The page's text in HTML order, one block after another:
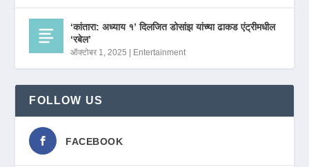
‘कांतारा: अध्याय १’ दिलजित डोसांझ यांच्या ढाकड एंट्रीमधील
‘रबेल’
ऑक्टोबर 1, 2025 Entertainment
FOLLOW US
FACEBOOK